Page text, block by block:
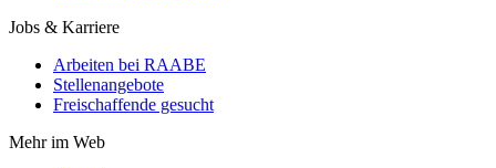
Jobs & Karriere
Arbeiten bei RAABE
Stellenangebote
Freischaffende gesucht
Mehr im Web